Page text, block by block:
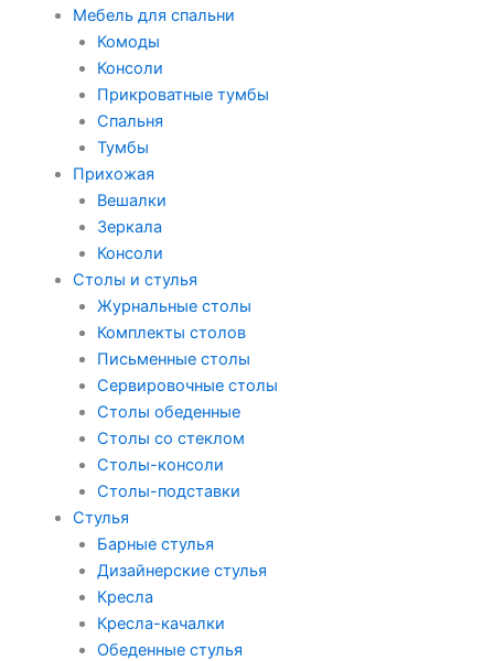
Мебель для спальни
Комоды
Консоли
Прикроватные тумбы
Спальня
Тумбы
Прихожая
Вешалки
Зеркала
Консоли
Столы и стулья
Журнальные столы
Комплекты столов
Письменные столы
Сервировочные столы
Столы обеденные
Столы со стеклом
Столы-консоли
Столы-подставки
Стулья
Барные стулья
Дизайнерские стулья
Кресла
Кресла-качалки
Обеденные стулья